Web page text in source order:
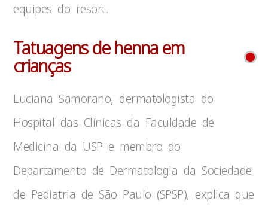
equipes do resort.
Tatuagens de henna em
crianças
Luciana Samorano, dermatologista do
Hospital das Clínicas da Faculdade de
Medicina da USP e membro do
Departamento de Dermatologia da Sociedade
de Pediatria de São Paulo (SPSP), explica que